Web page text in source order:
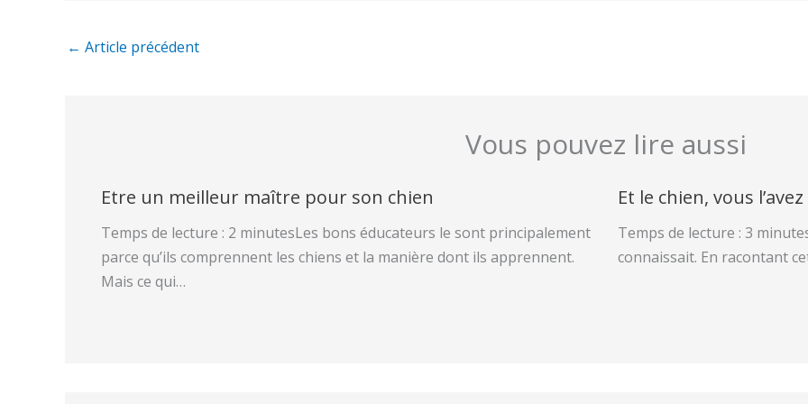
← Article précédent
Vous pouvez lire aussi
Etre un meilleur maître pour son chien
Temps de lecture : 2 minutesLes bons éducateurs le sont principalement
parce qu’ils comprennent les chiens et la manière dont ils apprennent.
Mais ce qui…
Et le chien, vous
Temps de lecture : 3
connaissait. En racontant